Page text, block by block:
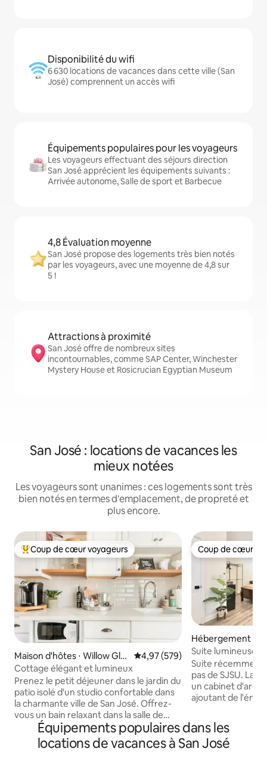
Disponibilité du wifi
6 630 locations de vacances dans cette ville (San
José) comprennent un accès wifi
Équipements populaires pour les voyageurs
Les voyageurs effectuant des séjours direction
San José apprécient les équipements suivants :
Arrivée autonome, Salle de sport et Barbecue
4,8 Évaluation moyenne
San José propose des logements très bien notés
par les voyageurs, avec une moyenne de 4,8 sur
5 !
Attractions à proximité
San José offre de nombreux sites
incontournables, comme SAP Center, Winchester
Mystery House et Rosicrucian Egyptian Museum
San José : locations de vacances les
mieux notées
Les voyageurs sont unanimes : ces logements sont très
bien notés en termes d'emplacement, de propreté et
plus encore.
Coups de cœur voyageurs les plus appréciés
Coup de cœur voyageurs
Maison d'hôtes ⋅ Willow Gle
n
Évaluation moyenne sur la
4,97 (579)
Cottage élégant et lumineux
Prenez le petit déjeuner dans le jardin du
patio isolé d'un studio confortable dans
la charmante ville de San José. Offrez-
vous un bain relaxant dans la salle de
bain toute blanche, détendez-vous avec
un livre dans une chaise ancienne sous la
fenêtre à guillotine ou blottissez-vous
Coup de cœur
Coup de cœur
Hébergement ⋅
an Jose
Suite lumineuse
centre de la
Suite récemment
pas de SJSU. La
un cabinet
ajoutant de
calmes. Cette
moderne dans
privilégié de la
Équipements populaires dans les
locations de vacances à San José